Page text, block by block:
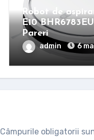
Robot de
E10
Pareri
admin 6
Câmpurile obligatorii